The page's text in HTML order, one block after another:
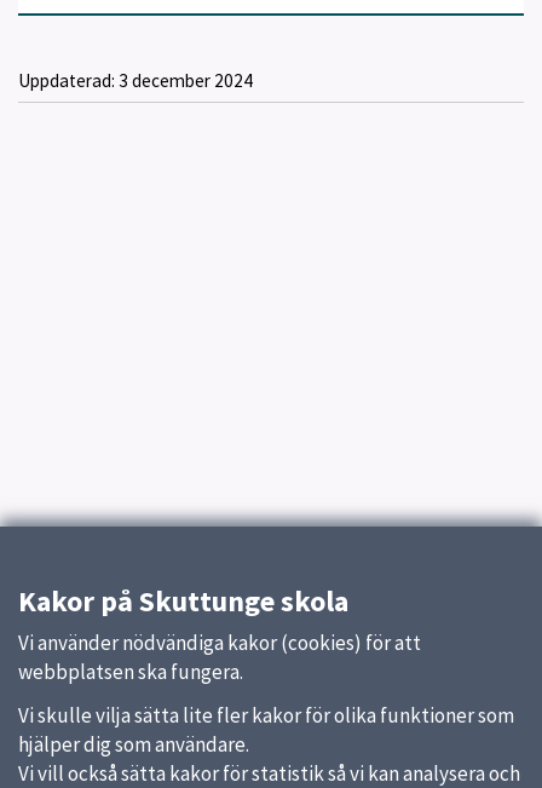
Uppdaterad: 3 december 2024
Kakor på Skuttunge skola
Vi använder nödvändiga kakor (cookies) för att
webbplatsen ska fungera.
Vi skulle vilja sätta lite fler kakor för olika funktioner som
hjälper dig som användare.
Vi vill också sätta kakor för statistik så vi kan analysera och